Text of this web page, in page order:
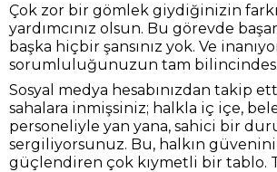
Çok zor bir gömlek giydiğinizin
yardımcınız olsun. Bu görevde
başka hiçbir şansınız yok. Ve
sorumluluğunuzun tam
Sosyal medya hesabınızdan takip
sahalara inmişsiniz; halkla iç içe,
personeliyle yan yana, sahici bir
sergiliyorsunuz. Bu, halkın
güçlendiren çok kıymetli bir tablo.